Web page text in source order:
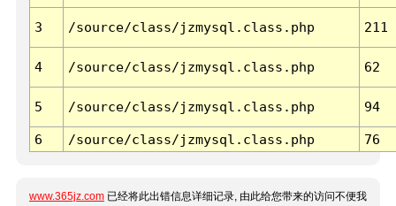
3 /source/class/jzmysql.class.php 211
4 /source/class/jzmysql.class.php 62
5 /source/class/jzmysql.class.php 94
6 /source/class/jzmysql.class.php 76
www.365jz.com 已经将此出错信息详细记录, 由此给您带来的访问不便我